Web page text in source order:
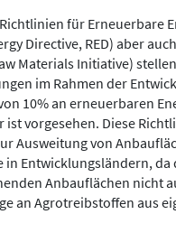
für Erneuerbare
Directive, RED) aber
Materials Initiative) stellen
im Rahmen der
10% an erneuerbaren
ist vorgesehen. Diese
Ausweitung von
Entwicklungsländern, da
Anbauflächen nicht
an Agrotreibstoffen aus